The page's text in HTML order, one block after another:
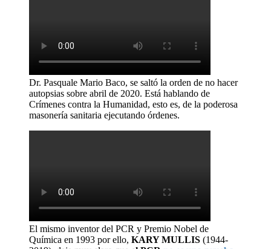
Dr. Pasquale Mario Baco, se saltó la orden de no hacer
autopsias sobre abril de 2020. Está hablando de
Crímenes contra la Humanidad, esto es, de la poderosa
masonería sanitaria ejecutando órdenes.
El mismo inventor del PCR y Premio Nobel de
Química en 1993 por ello, KARY MULLIS (1944-